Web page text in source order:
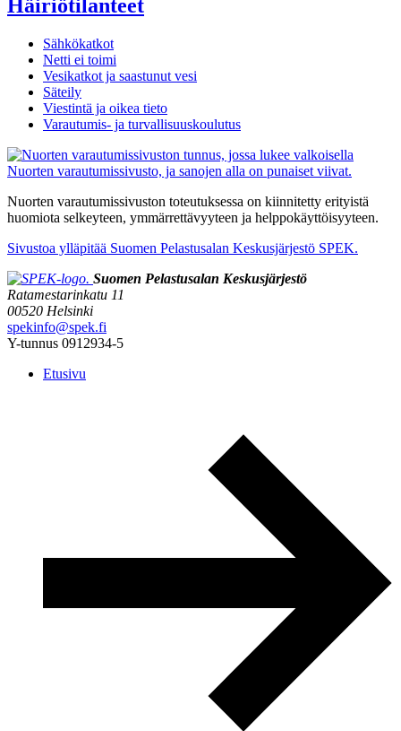
Häiriötilanteet
Sähkökatkot
Netti ei toimi
Vesikatkot ja saastunut vesi
Säteily
Viestintä ja oikea tieto
Varautumis- ja turvallisuuskoulutus
Nuorten varautumissivuston toteutuksessa on kiinnitetty erityistä
huomiota selkeyteen, ymmärrettävyyteen ja helppokäyttöisyyteen.
Sivustoa ylläpitää Suomen Pelastusalan Keskusjärjestö SPEK.
Suomen Pelastusalan Keskusjärjestö
Ratamestarinkatu 11
00520 Helsinki
spekinfo@spek.fi
Y-tunnus 0912934-5
Etusivu